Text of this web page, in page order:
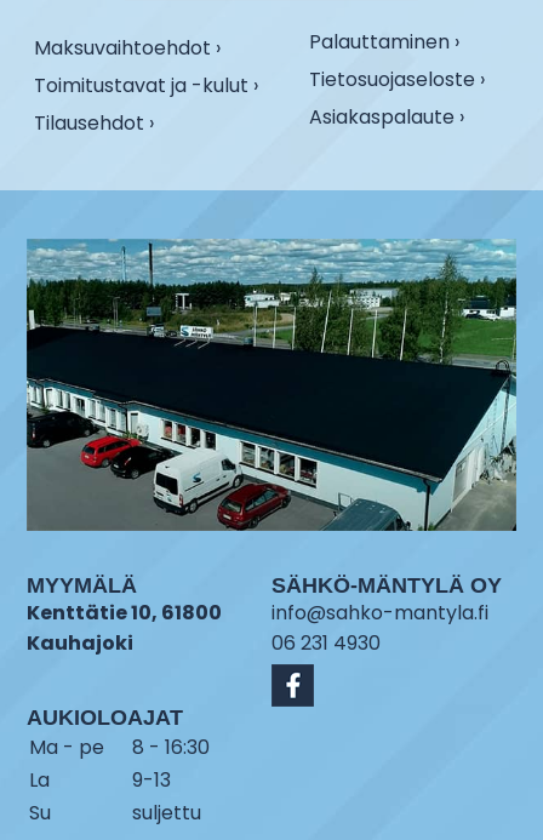
Maksuvaihtoehdot ›
Toimitustavat ja -kulut ›
Tilausehdot ›
Palauttaminen ›
Tietosuojaseloste ›
Asiakaspalaute ›
MYYMÄLÄ
Kenttätie 10, 61800
Kauhajoki
AUKIOLOAJAT
Ma - pe
8 - 16:30
La
9-13
Su
suljettu
SÄHKÖ-MÄNTYLÄ OY
info@sahko-mantyla.fi
06 231 4930